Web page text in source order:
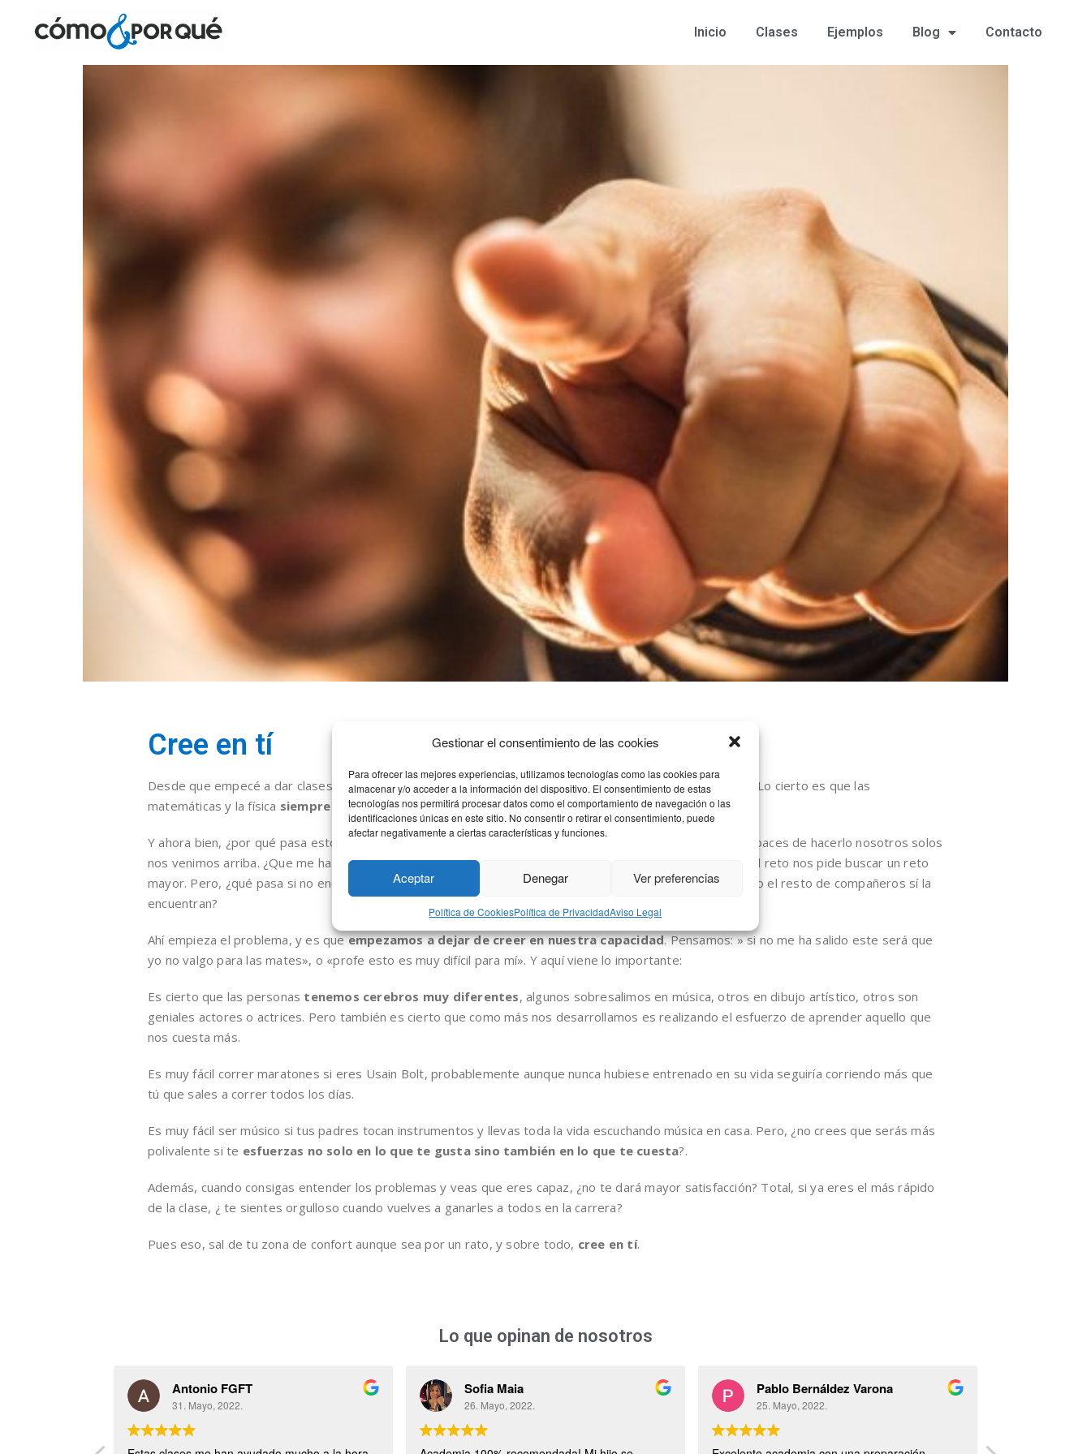
Gestionar el consentimiento de las cookies
Para ofrecer las mejores experiencias, utilizamos tecnologías como las cookies para
almacenar y/o acceder a la información del dispositivo. El consentimiento de estas
tecnologías nos permitirá procesar datos como el comportamiento de navegación o las
identificaciones únicas en este sitio. No consentir o retirar el consentimiento, puede
afectar negativamente a ciertas características y funciones.
Aceptar Denegar Ver preferencias
Política de CookiesPolítica de PrivacidadAviso Legal
Inicio Clases Ejemplos Blog Contacto
Cree en tí
Desde que empecé a dar clases de matemáticas y física me he encontrado con muchos tipos de alumnos. Lo cierto es que las
matemáticas y la física siempre producen amor u odio. No suele haber términos medios.
Y ahora bien, ¿por qué pasa esto? Muy sencillo, cuando solucionamos un problema y vemos que somos capaces de hacerlo nosotros solos
nos venimos arriba. ¿Que me ha salido este..?, !Ponme otro que lo saco! Entramos en un círculo en el que el reto nos pide buscar un reto
mayor. Pero, ¿qué pasa si no encontramos la solución? O peor aún, ¿ qué pasa si el compañero de al lado, o el resto de compañeros sí la
encuentran?
Ahí empieza el problema, y es queempezamos a dejar de creer en nuestra capacidad. Pensamos: » si no me ha salido este será que
yo no valgo para las mates», o «profe esto es muy difícil para mí». Y aquí viene lo importante:
Es cierto que las personas tenemos cerebros muy diferentes, algunos sobresalimos en música, otros en dibujo artístico, otros son
geniales actores o actrices. Pero también es cierto que como más nos desarrollamos es realizando el esfuerzo de aprender aquello que
nos cuesta más.
Es muy fácil correr maratones si eres Usain Bolt, probablemente aunque nunca hubiese entrenado en su vida seguiría corriendo más que
tú que sales a correr todos los días.
Es muy fácil ser músico si tus padres tocan instrumentos y llevas toda la vida escuchando música en casa. Pero, ¿no crees que serás más
polivalente si te esfuerzas no solo en lo que te gusta sino también en lo que te cuesta?.
Además, cuando consigas entender los problemas y veas que eres capaz, ¿no te dará mayor satisfacción? Total, si ya eres el más rápido
de la clase, ¿ te sientes orgulloso cuando vuelves a ganarles a todos en la carrera?
Pues eso, sal de tu zona de confort aunque sea por un rato, y sobre todo, cree en tí.
Lo que opinan de nosotros
Antonio FGFT
31. Mayo, 2022.
Sofia Maia
26. Mayo, 2022.
Pablo Bernáldez Varona
25. Mayo, 2022.